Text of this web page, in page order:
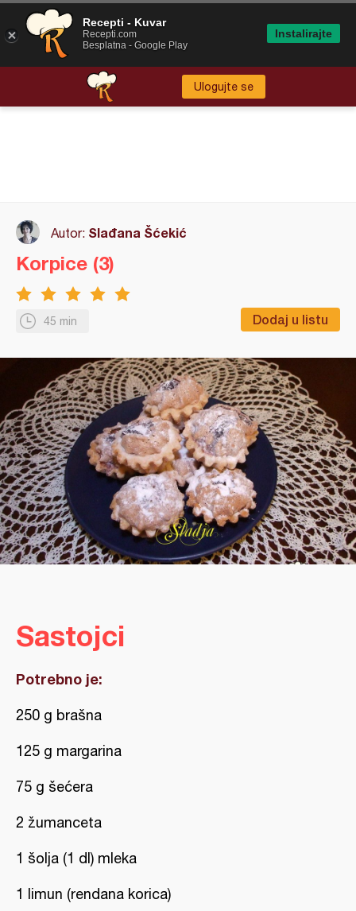
Ulogujte se
Autor: Slađana Šćekić
45 min Dodaj u listu
Korpice (3)
Sastojci
Potrebno je:
250 g brašna
125 g margarina
75 g šećera
2 žumanceta
1 šolja (1 dl) mleka
1 limun (rendana korica)
Recepti - Kuvar
Recepti.com
Besplatna - Google Play
Instalirajte